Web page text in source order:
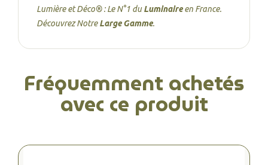
Lumière et Déco® : Le N°1 duLuminaireen France.
Découvrez NotreLarge Gamme.
Fréquemment achetés
avec ce produit